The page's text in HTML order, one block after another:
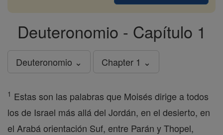
Deuteronomio - Capítulo 1
Deuteronomio ⌄ Chapter 1 ⌄
1 Estas son las palabras que Moisés dirige a todos
los de Israel más allá del Jordán, en el desierto, en
el Arabá orientación Suf, entre Parán y Thopel,